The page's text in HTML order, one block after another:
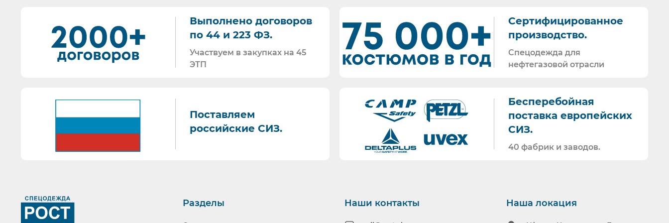
обработки локтевых сгибов доноров на станциях переливания крови и др.;
обработки кожи операционного и инъекционного полей пациентов в лечебно-профилактических учреждениях;
обработки кожи инъекционного поля пациентов в машинах скорой медицинской помощи, в зонах чрезвычайных
ситуаций; в учреждениях соцобеспечения (дома престарелых, инвалидов и др.), санаторно-курортных
гигиенической обработки рук работников лабораторий (бактериологических), аптек и аптечных заведений;
гигиенической обработки рук медицинских работников детских дошкольных и школьных учреждений,
учреждений соцобеспечения (дома престарелых, инвалидов и др.), санаторно-курортных учреждений,
(в т.ч. кассиров и др. лиц, работающих с денежными купюрами), коммунальных служб;
гигиенической обработки рук населением в быту (кроме детей);
Торговые площадки, на которых участвуем в закупках:
Выполнено договоров
по 44 и 223 ФЗ.
Участвуем в закупках на 45
ЭТП
Сертифицированное
производство.
Спецодежда для
нефтегазовой отрасли
Поставляем
российские СИЗ.
Бесперебойная
поставка европейских
СИЗ.
40 фабрик и заводов.
Ранее вы смотрели Разделы Наши контакты Наша локация